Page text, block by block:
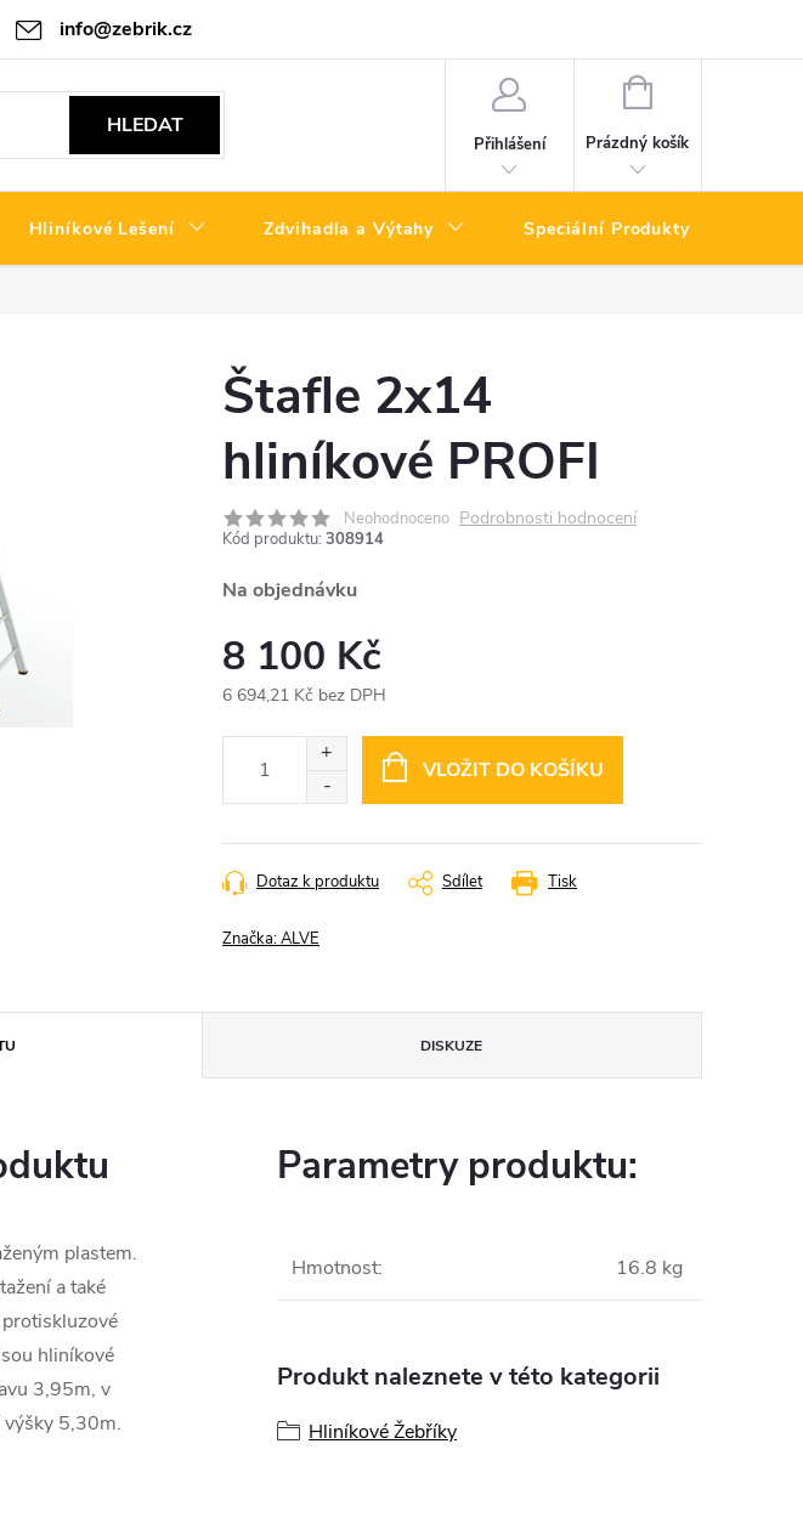
info@zebrik.cz
HLEDAT
Přihlášení
NÁKUPNÍ
Prázdný košík
Hliníkové Lešení Zdvihadla a Výtahy Speciální Produkty
Štafle 2x14
hliníkové PROFI
Neohodnoceno Podrobnosti hodnocení
Kód produktu: 308914
Na objednávku
8 100 Kč
6 694,21 Kč bez DPH
VLOŽIT DO KOŠÍKU
Tisk
Dotaz k produktu Sdílet
Značka:ALVE
DISKUZE
plastem.
a také
hliníkové
3,95m, v
5,30m.
Parametry produktu:
Hmotnost: 16.8 kg
Produkt naleznete v této kategorii
Hliníkové Žebříky